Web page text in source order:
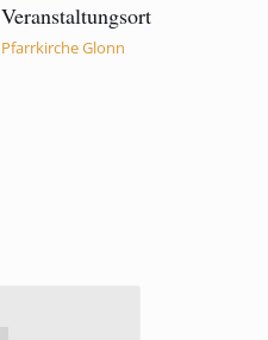
Veranstaltungsort
Pfarrkirche Glonn